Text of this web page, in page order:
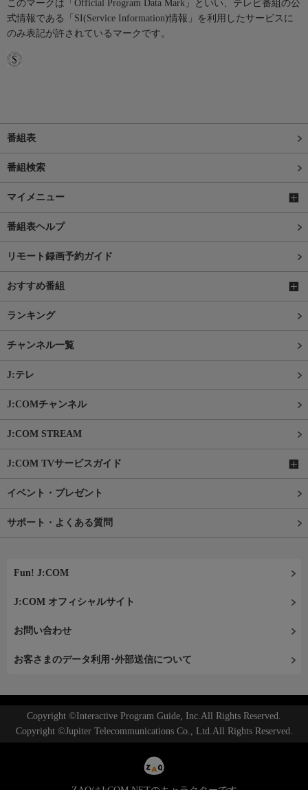
このマークは「Official Program Data Mark」といい、テレビ番組の公
式情報である「SI(Service Information)情報」を利用したサービスに
のみ表記が許されているマークです。
番組表
番組検索
マイメニュー
番組表ヘルプ
リモート録画予約ガイド
おすすめ番組
ランキング
チャンネル一覧
J:テレ
J:COMチャンネル
J:COM STREAM
J:COM TVサービスガイド
イベント・プレゼント
サポート・よくある質問
Fun! J:COM
J:COM オフィシャルサイト
お問い合わせ
お客さまのデータ利用･外部送信について
Copyright ©Interactive Program Guide, Inc.All Rights Reserved.
Copyright ©Jupiter Telecommunications Co., Ltd.All Rights Reserved.